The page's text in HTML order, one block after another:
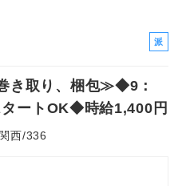
相談ください
派
き取り、梱包≫◆9：
ートOK◆時給1,400円
西/336